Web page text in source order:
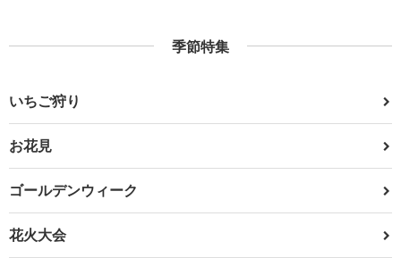
季節特集
いちご狩り
お花見
ゴールデンウィーク
花火大会